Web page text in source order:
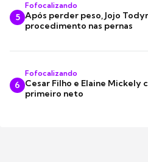
5
Fofocalizando
Após perder peso, Jojo
procedimento nas pernas
6
Fofocalizando
Cesar Filho e Elaine Mickely
primeiro neto